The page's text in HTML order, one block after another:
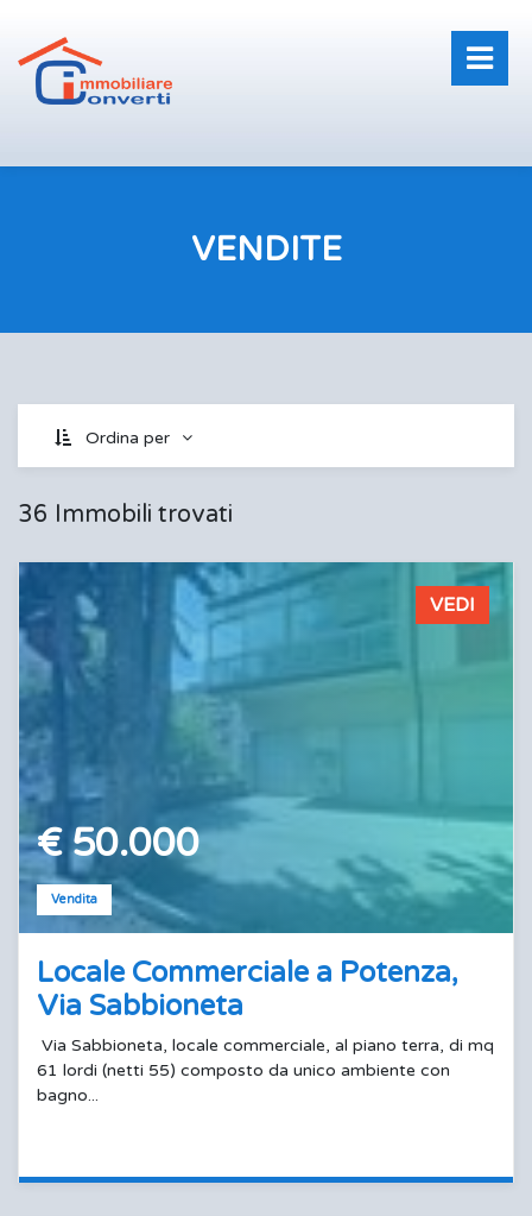
VENDITE
Ordina per
36 Immobili trovati
VEDI
€ 50.000
Vendita
Locale Commerciale a Potenza,
Via Sabbioneta
Via Sabbioneta, locale commerciale, al piano terra, di mq
61 lordi (netti 55) composto da unico ambiente con
bagno...